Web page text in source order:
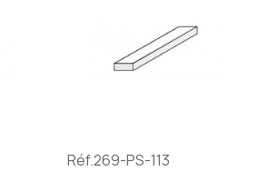
Réf.269-PS-113